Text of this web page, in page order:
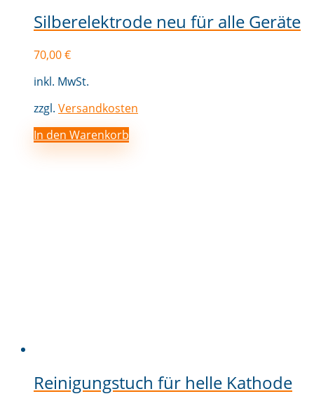
Silberelektrode neu für alle Geräte
70,00€
inkl. MwSt.
zzgl. Versandkosten
In den Warenkorb
Reinigungstuch für helle Kathode